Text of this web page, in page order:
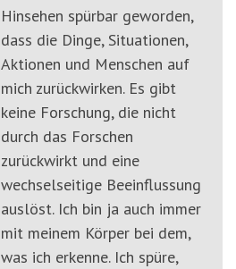
Hinsehen spürbar geworden,
dass die Dinge, Situationen,
Aktionen und Menschen auf
mich zurückwirken. Es gibt
keine Forschung, die nicht
durch das Forschen
zurückwirkt und eine
wechselseitige Beeinflussung
auslöst. Ich bin ja auch immer
mit meinem Körper bei dem,
was ich erkenne. Ich spüre,